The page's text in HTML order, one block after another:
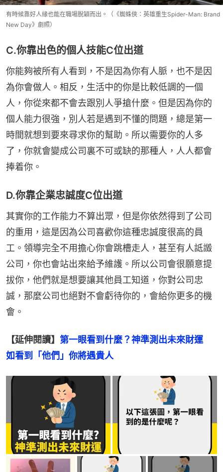
有時候靠好人緣也能在職場脫穎而出。（《蜘蛛俠：英雄重生Spider-Man: Brand
New Day》劇照）
C.你靠出色的個人技能C位出道
你能夠被所有人看到，不是因為你有人脈，也不是因
為你會做人。相反，生活中的你是比較低調的一個
人，你從來都不會去跟別人爭搶什麼。但是因為你的
個人能力很強，別人若是遇到不懂的問題，總是第一
時間就想到要來尋求你的幫助。所以需要你的人多
了，你就會變成公司裏不可或缺的那種人，人人都會
捧着你。
D.你靠企業忠誠度C位出道
其實你的工作能力不算出眾，但是你依然得到了公司
的重用，這是因為公司喜歡你這種忠誠度很高的員
工。領導完全不用擔心你會跳槽走人，甚至有人詆譭
公司，你也會站出來給予維護。所以公司會很願意提
拔你，他們就是想要讓其他員工知道，你對公司忠
誠，那麼公司也絕對不會虧待你的，會給你更多的機
會。
【延伸閱讀】 第一眼看到什麼？神準測出未來財運
如看到「他們」你將遇貴人